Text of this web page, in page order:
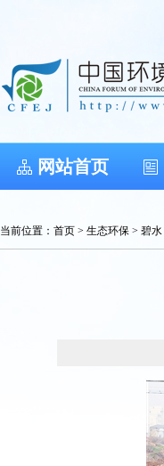
网站首页
当前位置： 首页 > 生态环保 > 碧水